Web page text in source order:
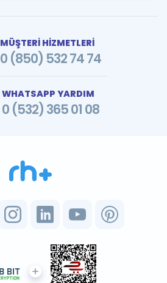
MÜŞTERİ HİZMETLERİ
0 (850) 532 74 74
WHATSAPP YARDIM
0 (532) 365 01 08